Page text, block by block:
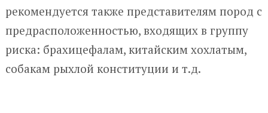
рекомендуется также представителям пород с
предрасположенностью, входящих в группу
риска: брахицефалам, китайским хохлатым,
собакам рыхлой конституции и т.д.